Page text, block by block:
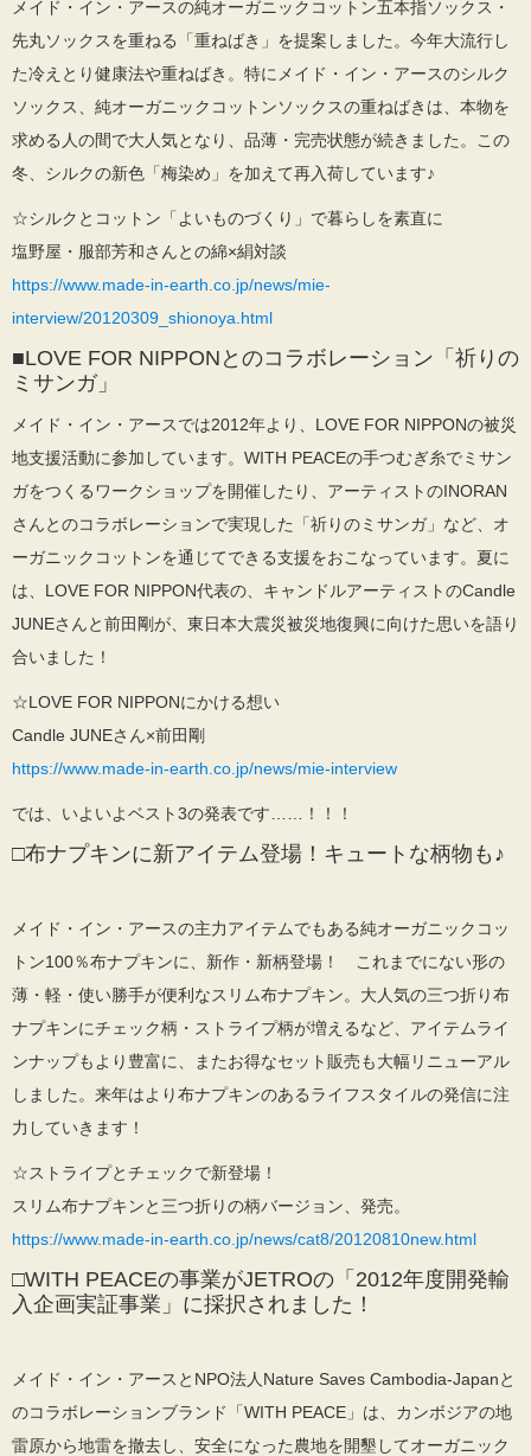
メイド・イン・アースの純オーガニックコットン五本指ソックス・
先丸ソックスを重ねる「重ねばき」を提案しました。今年大流行し
た冷えとり健康法や重ねばき。特にメイド・イン・アースのシルク
ソックス、純オーガニックコットンソックスの重ねばきは、本物を
求める人の間で大人気となり、品薄・完売状態が続きました。この
冬、シルクの新色「梅染め」を加えて再入荷しています♪
☆シルクとコットン「よいものづくり」で暮らしを素直に
塩野屋・服部芳和さんとの綿×絹対談
https://www.made-in-earth.co.jp/news/mie-
interview/20120309_shionoya.html
■LOVE FOR NIPPONとのコラボレーション「祈りの
ミサンガ」
メイド・イン・アースでは2012年より、LOVE FOR NIPPONの被災
地支援活動に参加しています。WITH PEACEの手つむぎ糸でミサン
ガをつくるワークショップを開催したり、アーティストのINORAN
さんとのコラボレーションで実現した「祈りのミサンガ」など、オ
ーガニックコットンを通じてできる支援をおこなっています。夏に
は、LOVE FOR NIPPON代表の、キャンドルアーティストのCandle
JUNEさんと前田剛が、東日本大震災被災地復興に向けた思いを語り
合いました！
☆LOVE FOR NIPPONにかける想い
Candle JUNEさん×前田剛
https://www.made-in-earth.co.jp/news/mie-interview
では、いよいよベスト3の発表です……！！！
□布ナプキンに新アイテム登場！キュートな柄物も♪
メイド・イン・アースの主力アイテムでもある純オーガニックコッ
トン100％布ナプキンに、新作・新柄登場！ これまでにない形の
薄・軽・使い勝手が便利なスリム布ナプキン。大人気の三つ折り布
ナプキンにチェック柄・ストライプ柄が増えるなど、アイテムライ
ンナップもより豊富に、またお得なセット販売も大幅リニューアル
しました。来年はより布ナプキンのあるライフスタイルの発信に注
力していきます！
☆ストライプとチェックで新登場！
スリム布ナプキンと三つ折りの柄バージョン、発売。
https://www.made-in-earth.co.jp/news/cat8/20120810new.html
□WITH PEACEの事業がJETROの「2012年度開発輸
入企画実証事業」に採択されました！
メイド・イン・アースとNPO法人Nature Saves Cambodia-Japanと
のコラボレーションブランド「WITH PEACE」は、カンボジアの地
雷原から地雷を撤去し、安全になった農地を開墾してオーガニック